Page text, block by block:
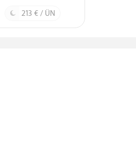
213 € / ÜN